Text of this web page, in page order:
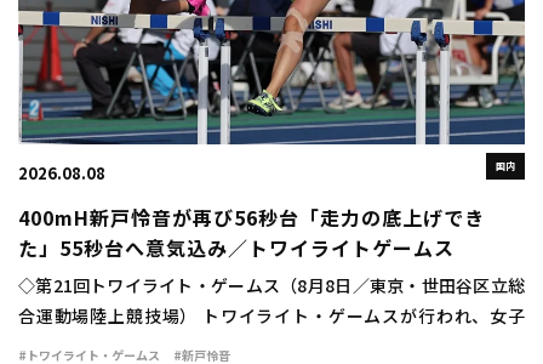
国内
2026.08.08
400mH新戸怜音が再び56秒台「走力の底上げでき
た」55秒台へ意気込み／トワイライトゲームス
◇第21回トワイライト・ゲームス（8月8日／東京・世田谷区立総
合運動場陸上競技場） トワイライト・ゲームスが行われ、女子
400mハードルは新戸怜音（VIDA）が56秒75の自己新で優勝し
#トワイライト・ゲームス #新戸怜音